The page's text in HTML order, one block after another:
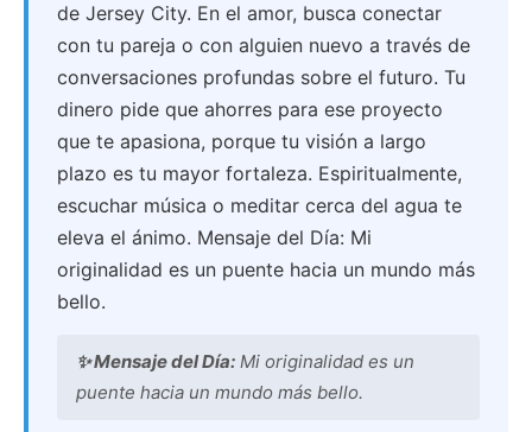
de Jersey City. En el amor, busca conectar
con tu pareja o con alguien nuevo a través de
conversaciones profundas sobre el futuro. Tu
dinero pide que ahorres para ese proyecto
que te apasiona, porque tu visión a largo
plazo es tu mayor fortaleza. Espiritualmente,
escuchar música o meditar cerca del agua te
eleva el ánimo. Mensaje del Día: Mi
originalidad es un puente hacia un mundo más
bello.
✨ Mensaje del Día: Mi originalidad es un
puente hacia un mundo más bello.